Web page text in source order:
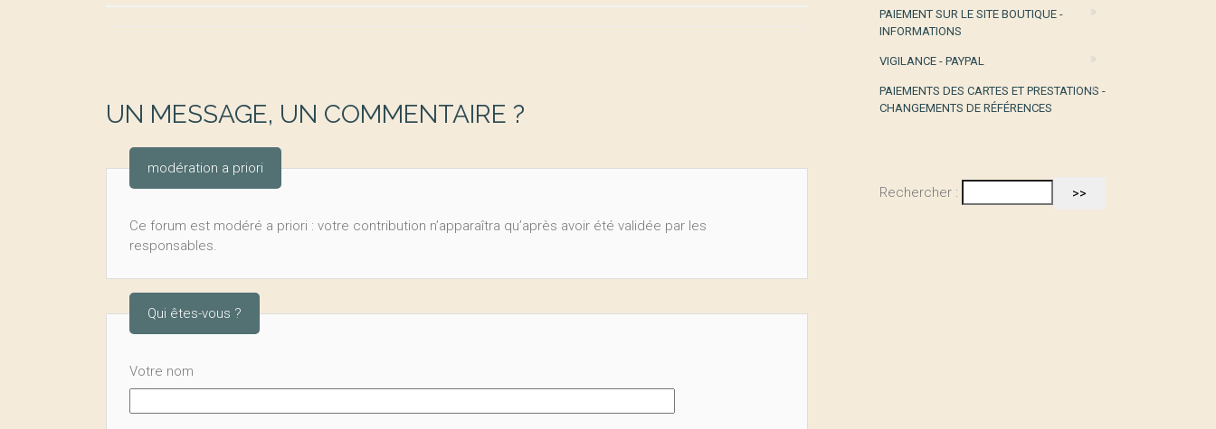
UN MESSAGE, UN COMMENTAIRE ?
modération a priori
Ce forum est modéré a priori : votre contribution n’apparaîtra qu’après avoir été validée par les
responsables.
Qui êtes-vous ?
Votre nom
PAIEMENT SUR LE SITE BOUTIQUE -
INFORMATIONS
VIGILANCE - PAYPAL
PAIEMENTS DES CARTES ET PRESTATIONS -
CHANGEMENTS DE RÉFÉRENCES
Rechercher :